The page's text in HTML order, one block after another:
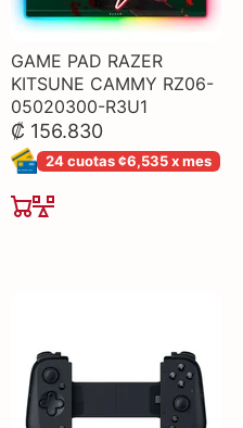
GAME PAD RAZER
KITSUNE CAMMY RZ06-
05020300-R3U1
₡ 156.830
24 cuotas ¢6,535 x mes